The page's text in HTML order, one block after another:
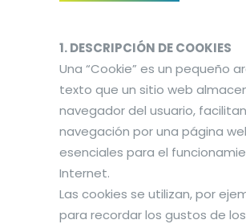
1. DESCRIPCIÓN DE COOKIES
Una “Cookie” es un pequeño
texto que un sitio web
navegador del usuario,
navegación por una página
esenciales para el
Internet.
Las cookies se utilizan, por
para recordar los gustos de